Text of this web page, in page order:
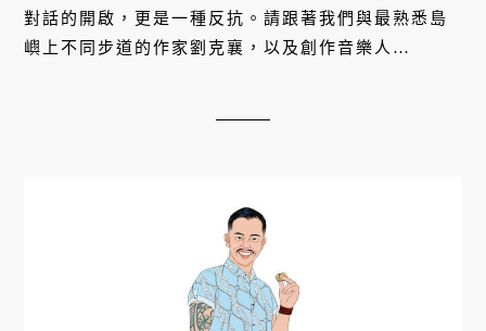
對話的開啟，更是一種反抗。請跟著我們與最熟悉島
嶼上不同步道的作家劉克襄，以及創作音樂人